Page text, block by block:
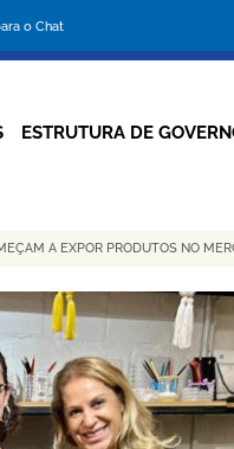
o Chat
da
ESTRUTURA DE
A EXPOR PRODUTOS NO